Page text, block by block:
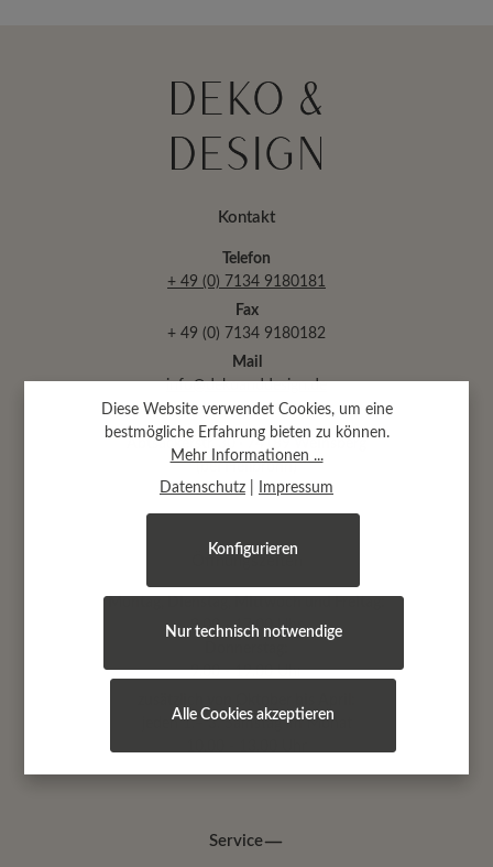
Kontakt
Telefon
+ 49 (0) 7134 9180181
Fax
+ 49 (0) 7134 9180182
Mail
info@dekoanddesign.de
Abtsäckerstr. 30 · 74189 Weinsberg
(bei Heilbronn)
Öffnungszeiten
9.00 - 17.00 Uhr
9.00 - 19.00 Uhr
jeden 1.+ 3. Samstag im Monat
Service
Diese Website verwendet Cookies, um eine
bestmögliche Erfahrung bieten zu können.
Mehr Informationen ...
Datenschutz Impressum
Nur technisch notwendige
Konfigurieren
Alle Cookies akzeptieren